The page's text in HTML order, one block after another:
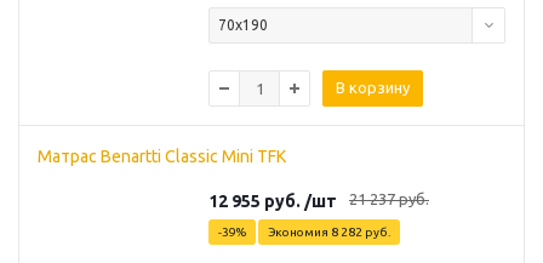
70х190
В корзину
Матрас Benartti Classic Mini TFK
12 955 руб. /шт 21 237руб.
-39% Экономия 8 282 руб.